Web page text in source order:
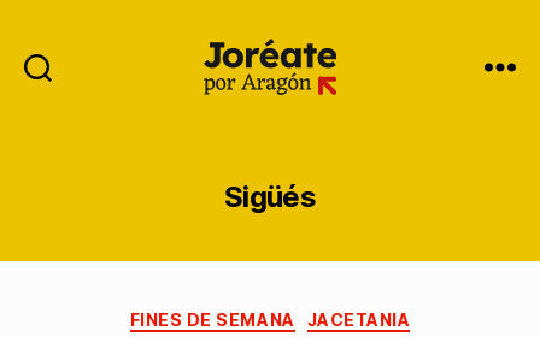
Sigüés
FINES DE SEMANA JACETANIA